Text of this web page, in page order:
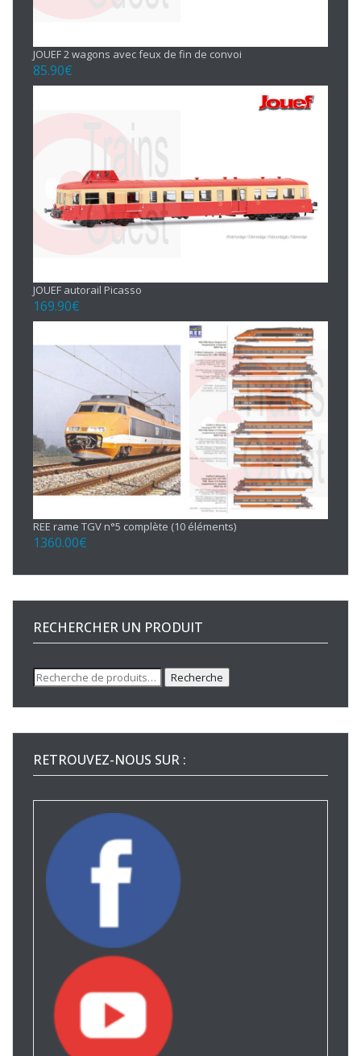
JOUEF 2 wagons avec feux de fin de convoi
85.90€
JOUEF autorail Picasso
169.90€
REE rame TGV n°5 complète (10 éléments)
1360.00€
RECHERCHER UN PRODUIT
Recherche
pour :
Recherche
RETROUVEZ-NOUS SUR :